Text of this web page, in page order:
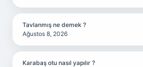
Tavlanmış ne demek ?
Ağustos 8, 2026
Karabaş otu nasıl yapılır ?